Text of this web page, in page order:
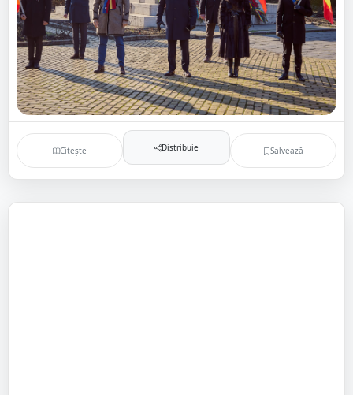
Citește Distribuie Salvează